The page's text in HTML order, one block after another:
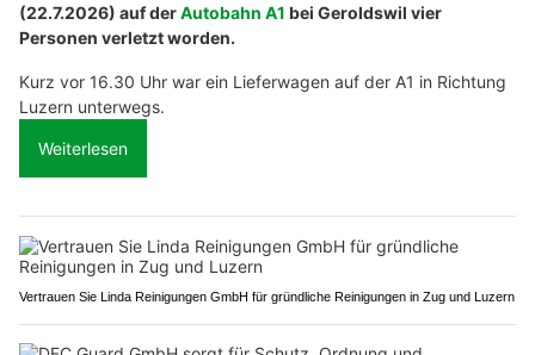
(22.7.2026) auf derAutobahn A1 bei Geroldswil vier
Personen verletzt worden.
Kurz vor 16.30 Uhr war ein Lieferwagen auf der A1 in Richtung
Luzern unterwegs.
Weiterlesen
Vertrauen Sie Linda Reinigungen GmbH für gründliche Reinigungen in Zug und Luzern